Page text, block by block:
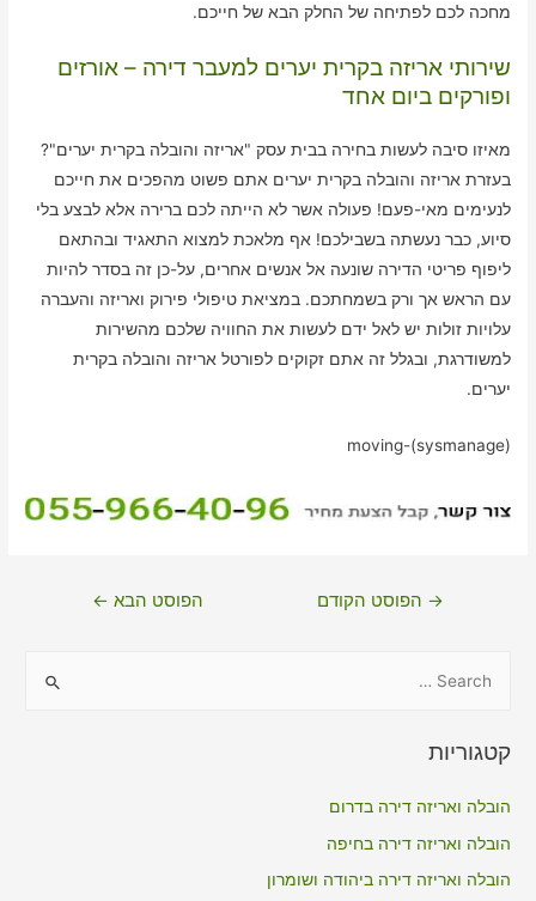
מחכה לכם לפתיחה של החלק הבא של חייכם.
שירותי אריזה בקרית יערים למעבר דירה – אורזים
ופורקים ביום אחד
מאיזו סיבה לעשות בחירה בבית עסק "אריזה והובלה בקרית יערים"?
בעזרת אריזה והובלה בקרית יערים אתם פשוט מהפכים את חייכם
לנעימים מאי-פעם! פעולה אשר לא הייתה לכם ברירה אלא לבצע בלי
סיוע, כבר נעשתה בשבילכם! אף מלאכת למצוא התאגיד ובהתאם
ליפוף פריטי הדירה שונעה אל אנשים אחרים, על-כן זה בסדר להיות
עם הראש אך ורק בשמחתכם. במציאת טיפולי פירוק ואריזה והעברה
עלויות זולות יש לאל ידם לעשות את החוויה שלכם מהשירות
למשודרגת, ובגלל זה אתם זקוקים לפורטל אריזה והובלה בקרית
יערים.
moving-(sysmanage)
ניווט→ הפוסט הקודם הפוסט הבא ←
r
o
קטגוריות
הובלה ואריזה דירה בדרום
הובלה ואריזה דירה בחיפה
הובלה ואריזה דירה ביהודה ושומרון